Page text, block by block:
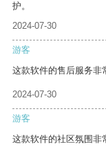
护。
2024-07-30
游客
这款软件的售后服务非
2024-07-30
游客
这款软件的社区氛围非